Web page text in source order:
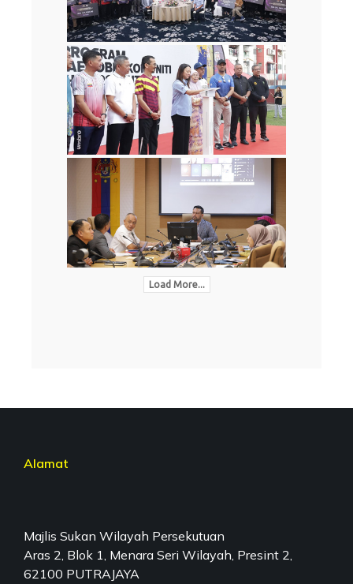
Load More...
Alamat
Majlis Sukan Wilayah Persekutuan
Aras 2, Blok 1, Menara Seri Wilayah, Presint 2,
62100 PUTRAJAYA